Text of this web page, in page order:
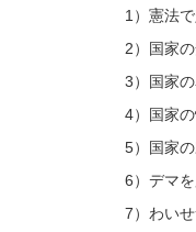
1）憲法
2）国家
3）国家
4）国家
5）国家
6）デマ
7）わい